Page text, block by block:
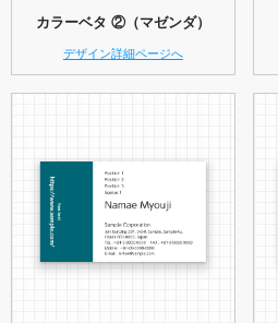
カラーベタ ②（マゼンダ）
デザイン詳細ページへ